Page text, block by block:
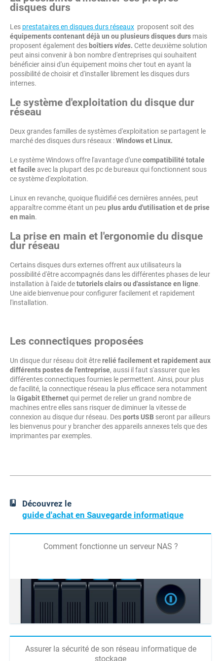
disques durs
Les prestataires en disques durs réseaux proposent soit des
équipements contenant déjà un ou plusieurs disques durs mais
proposent également des boîtiersvides. Cette deuxième solution
peut ainsi convenir à bon nombre d'entreprises qui souhaitent
bénéficier ainsi d'un équipement moins cher tout en ayant la
possibilité de choisir et d'installer librement les disques durs
internes.
Le système d'exploitation du disque dur
réseau
Deux grandes familles de systèmes d'exploitation se partagent le
marché des disques durs réseaux :Windows et Linux.
Le système Windows offre l'avantage d'unecompatibilité totale
et facileavec la plupart des pc de bureaux qui fonctionnent sous
ce système d'exploitation.
Linux en revanche, quoique fluidifié ces dernières années, peut
apparaître comme étant un peu plus ardu d'utilisation et de prise
en main.
La prise en main et l'ergonomie du disque
dur réseau
Certains disques durs externes offrent aux utilisateurs la
possibilité d'être accompagnés dans les différentes phases de leur
installation à l'aide detutoriels clairs ou d'assistance en ligne.
Une aide bienvenue pour configurer facilement et rapidement
l'installation.
Les connectiques proposées
Un disque dur réseau doit êtrerelié facilement et rapidement aux
différents postes de l'entreprise, aussi il faut s'assurer que les
différentes connectiques fournies le permettent. Ainsi, pour plus
de facilité, la connectique réseau la plus efficace sera notamment
la Gigabit Ethernetqui permet de relier un grand nombre de
machines entre elles sans risquer de diminuer la vitesse de
connexion au disque dur réseau. Desports USB seront par ailleurs
les bienvenus pour y brancher des appareils annexes tels que des
imprimantes par exemples.
Découvrez le
guide d'achat en Sauvegarde informatique
Comment fonctionne un serveur NAS ?
Assurer la sécurité de son réseau informatique de
stockage